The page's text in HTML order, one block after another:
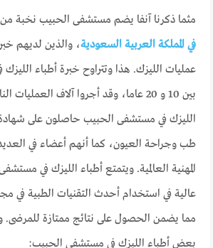
مثما ذكرنا آنفا يضم مستشفى الحبيب نخبة
في المملكة العربية السعودية، والذين لديهم
عمليات الليزك. هذا وتتراوح خبرة أطباء
بين 10 و 20 عاما، وقد أجروا آلاف
الليزك في مستشفى الحبيب حاصلون على شهادة
طب وجراحة العيون، كما أنهم أعضاء في
المهنية العالمية. ويتمتع أطباء الليزك في
عالية في استخدام أحدث التقنيات الطبية في
مما يضمن الحصول على نتائج ممتازة للمرضى.
بعض أطباء الليزك في مستشفى الحبيب: